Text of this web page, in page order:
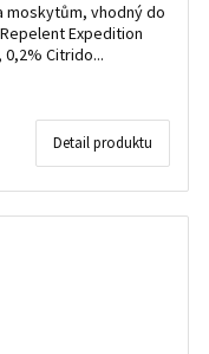
moskytům, vhodný do
Expedition
0,2% Citrido...
Detail produktu